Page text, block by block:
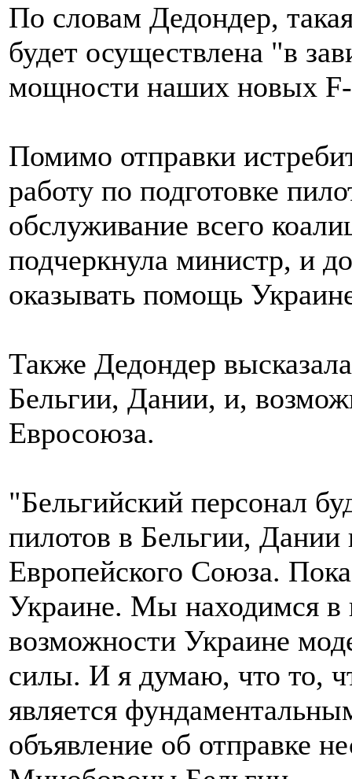
По словам Дедондер,
будет осуществлена "в
мощности наших новых
Помимо отправки
работу по подготовке
обслуживание всего
подчеркнула министр, и
оказывать помощь
Также Дедондер
Бельгии, Дании, и,
Евросоюза.
"Бельгийский персонал
пилотов в Бельгии, Дании
Европейского Союза.
Украине. Мы находимся в
возможности Украине
силы. И я думаю, что то,
является
объявление об отправке